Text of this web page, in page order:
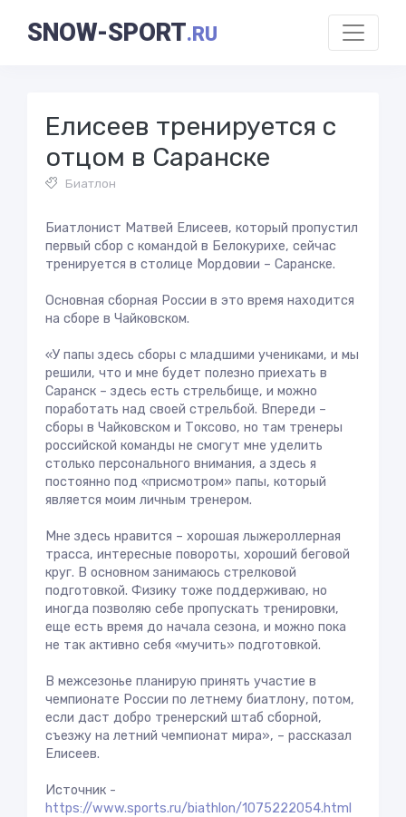
SNOW-SPORT.RU
Елисеев тренируется с
отцом в Саранске
Биатлон
Биатлонист Матвей Елисеев, который пропустил
первый сбор с командой в Белокурихе, сейчас
тренируется в столице Мордовии – Саранске.
Основная сборная России в это время находится
на сборе в Чайковском.
«У папы здесь сборы с младшими учениками, и мы
решили, что и мне будет полезно приехать в
Саранск – здесь есть стрельбище, и можно
поработать над своей стрельбой. Впереди –
сборы в Чайковском и Токсово, но там тренеры
российской команды не смогут мне уделить
столько персонального внимания, а здесь я
постоянно под «присмотром» папы, который
является моим личным тренером.
Мне здесь нравится – хорошая лыжероллерная
трасса, интересные повороты, хороший беговой
круг. В основном занимаюсь стрелковой
подготовкой. Физику тоже поддерживаю, но
иногда позволяю себе пропускать тренировки,
еще есть время до начала сезона, и можно пока
не так активно себя «мучить» подготовкой.
В межсезонье планирую принять участие в
чемпионате России по летнему биатлону, потом,
если даст добро тренерский штаб сборной,
съезжу на летний чемпионат мира», – рассказал
Елисеев.
Источник -
https://www.sports.ru/biathlon/1075222054.html